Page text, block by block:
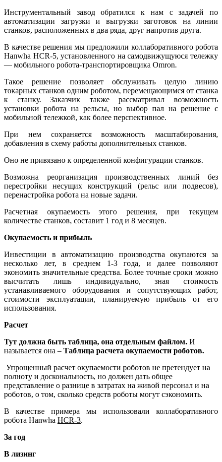
Инструментальный завод обратился к нам с задачей по
автоматизации загрузки и выгрузки заготовок на линии
станков, расположенных в два ряда, друг напротив друга.
В качестве решения мы предложили коллаборативного робота
Hanwha HCR-5, установленного на самодвижущуюся тележку
— мобильного робота-транспортировщика Omron.
Такое решение позволяет обслуживать целую линию
токарных станков одним роботом, перемещающимся от станка
к станку. Заказчик также рассматривал возможность
установки робота на рельсы, но выбор пал на решение с
мобильной тележкой, как более перспективное.
При нем сохраняется возможность масштабирования,
добавления в схему работы дополнительных станков.
Оно не привязано к определенной конфигурации станков.
Возможна реорганизация производственных линий без
перестройки несущих конструкций (рельс или подвесов),
перенастройка робота на новые задачи.
Расчетная окупаемость этого решения, при текущем
количестве станков, составит 1 год и 8 месяцев.
Окупаемость и прибыль
Инвестиции в автоматизацию производства окупаются за
несколько лет, в среднем 1-3 года, и далее позволяют
экономить значительные средства. Более точные сроки можно
высчитать лишь индивидуально, зная стоимость
устанавливаемого оборудования и сопутствующих работ,
стоимости эксплуатации, планируемую прибыль от его
использования.
Расчет
Тут должна быть таблица, она отдельным файлом. И
называется она – Таблица расчета окупаемости роботов.
Упрощенный расчет окупаемости роботов не претендует на
полноту и доскональность, но должен дать общее
представление о разнице в затратах на живой персонал и на
роботов, о том, сколько средств роботы могут сэкономить.
В качестве примера мы использовали коллаборативного
робота Hanwha HCR-3.
За год
В лизинг